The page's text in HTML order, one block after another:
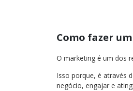
Como fazer
O marketing é um dos
Isso porque, é através
negócio, engajar e